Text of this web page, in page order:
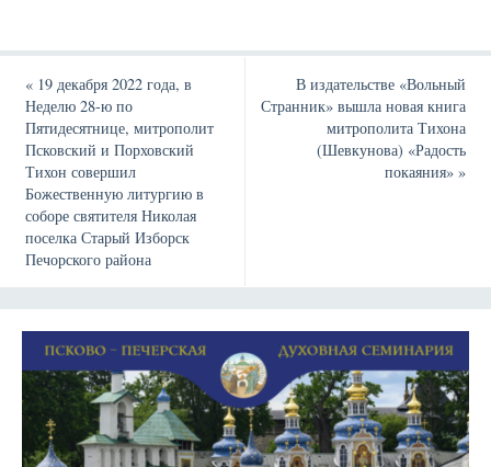
«19 декабря 2022 года, в
Неделю 28-ю по
Пятидесятнице, митрополит
Псковский и Порховский
Тихон совершил
Божественную литургию в
соборе святителя Николая
поселка Старый Изборск
Печорского района
В издательстве «Вольный
Странник» вышла новая книга
митрополита Тихона
(Шевкунова) «Радость
покаяния»»